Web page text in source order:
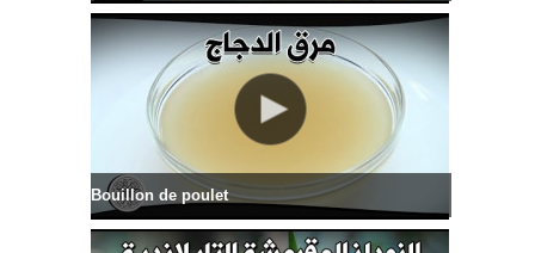
Bouillon de poulet